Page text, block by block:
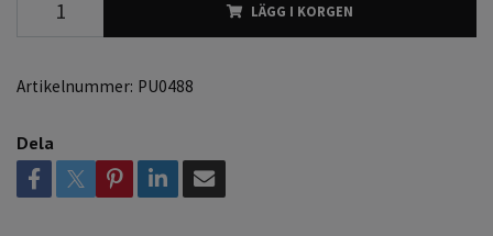
LÄGG I KORGEN
Artikelnummer: PU0488
Dela